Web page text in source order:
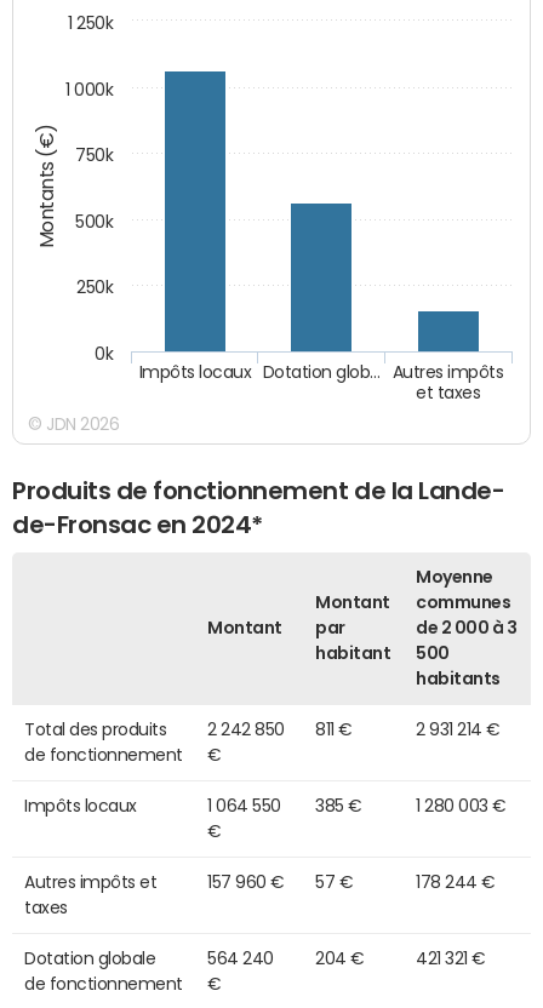
Montants (€)
Autres impôts
et taxes
Dotation glob…
Impôts locaux
0k
250k
500k
750k
1 000k
1 250k
© JDN 2026
Produits de fonctionnement de la Lande-
de-Fronsac en 2024*
Montant
Montant
par
habitant
Moyenne
communes
de 2 000 à 3
500
habitants
Total des produits
de fonctionnement
2 242 850
€
811 € 2 931 214 €
Impôts locaux
1 064 550
€
385 € 1 280 003 €
Autres impôts et
taxes
157 960 € 57 € 178 244 €
Dotation globale
de fonctionnement
564 240
€
204 € 421 321 €